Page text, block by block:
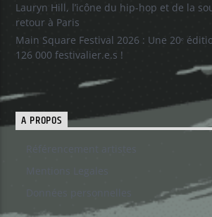
Lauryn Hill, l’icône du hip-hop et de la
retour à Paris
Main Square Festival 2026 : Une 20ᵉ
126 000 festivalier.e.s !
A PROPOS